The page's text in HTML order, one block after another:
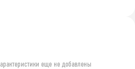
еще не добавлены